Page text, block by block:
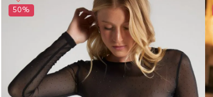
50%